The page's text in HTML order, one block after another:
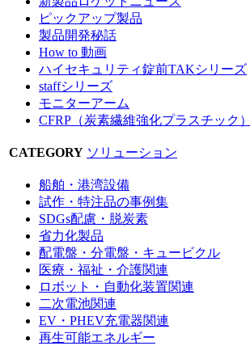
ピックアップ製品
製品開発秘話
How to 動画
ハイセキュリティ錠前TAKシリーズ
staffシリーズ
モニターアーム
CFRP（炭素繊維強化プラスチック）
CATEGORY ソリューション
船舶・港湾設備
試作・特注品の事例集
SDGs配慮・脱炭素
省力化製品
配電盤・分電盤・キュービクル
医療・福祉・介護関連
ロボット・自動化装置関連
二次電池関連
EV・PHEV充電器関連
再生可能エネルギー